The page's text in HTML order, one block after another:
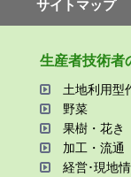
サイトマップ
⽣産者技術者
⼟地利⽤型
野菜
果樹・花き
加⼯・流通
経営･現地